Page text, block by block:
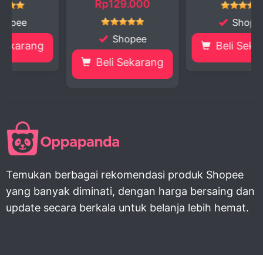
Rp129.000
Shopee
Beli Sekarang
Shopee
Beli Sekarang
Temukan berbagai rekomendasi produk Shopee
yang banyak diminati, dengan harga bersaing dan
update secara berkala untuk belanja lebih hemat.